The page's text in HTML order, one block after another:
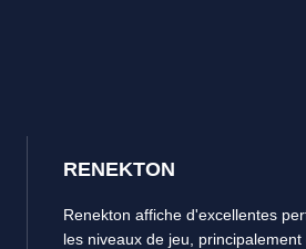
RENEKTON
Renekton affiche d'excellentes
les niveaux de jeu, principalement